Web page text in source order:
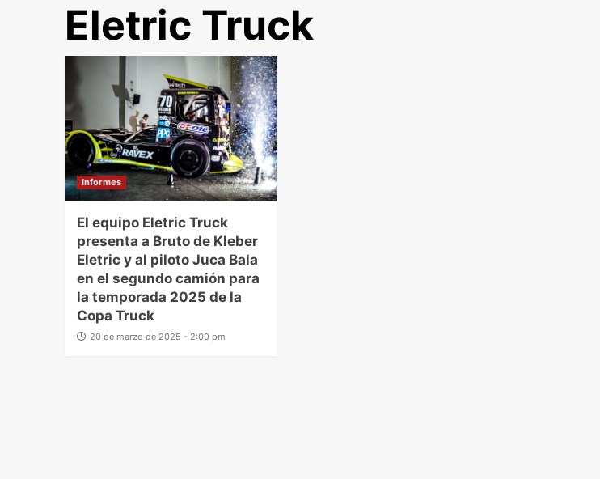
Eletric Truck
Informes
El equipo Eletric Truck
presenta a Bruto de Kleber
Eletric y al piloto Juca Bala
en el segundo camión para
la temporada 2025 de la
Copa Truck
20 de marzo de 2025 - 2:00 pm